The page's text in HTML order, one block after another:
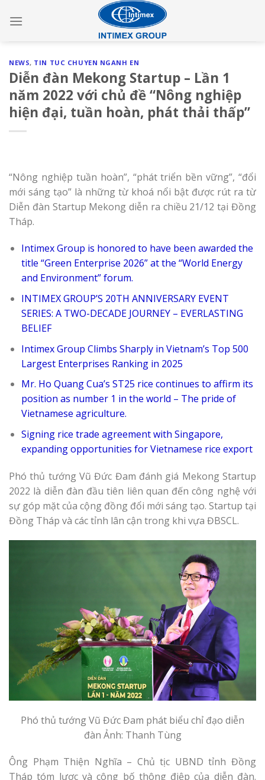
NEWS, TIN TUC CHUYEN NGANH EN
Diễn đàn Mekong Startup – Lần 1
năm 2022 với chủ đề “Nông nghiệp
hiện đại, tuần hoàn, phát thải thấp”
“Nông nghiệp tuần hoàn”, “phát triển bền vững”, “đổi
mới sáng tạo” là những từ khoá nổi bật được rút ra từ
Diễn đàn Startup Mekong diễn ra chiều 21/12 tại Đồng
Tháp.
Intimex Group is honored to have been awarded the
title “Green Enterprise 2026” at the “World Energy
and Environment” forum.
INTIMEX GROUP’S 20TH ANNIVERSARY EVENT
SERIES: A TWO-DECADE JOURNEY – EVERLASTING
BELIEF
Intimex Group Climbs Sharply in Vietnam’s Top 500
Largest Enterprises Ranking in 2025
Mr. Ho Quang Cua’s ST25 rice continues to affirm its
position as number 1 in the world – The pride of
Vietnamese agriculture.
Signing rice trade agreement with Singapore,
expanding opportunities for Vietnamese rice export
Phó thủ tướng Vũ Đức Đam đánh giá Mekong Startup
2022 là diễn đàn đầu tiên liên quan đến công nghệ với
sự góp mặt của cộng đồng đổi mới sáng tạo. Startup tại
Đồng Tháp và các tỉnh lân cận trong khi vựa ĐBSCL.
Phó thủ tướng Vũ Đức Đam phát biểu chỉ đạo diễn
đàn Ảnh: Thanh Tùng
Ông Phạm Thiện Nghĩa – Chủ tịc UBND tỉnh Đồng
Tháp tóm lược và công bố thông điệp của diễn đàn.